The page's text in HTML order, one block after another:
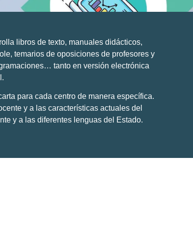
libros de texto, manuales didácticos,
temarios de oposiciones de profesores y
tanto en versión electrónica
para cada centro de manera específica.
y a las características actuales del
y a las diferentes lenguas del Estado.